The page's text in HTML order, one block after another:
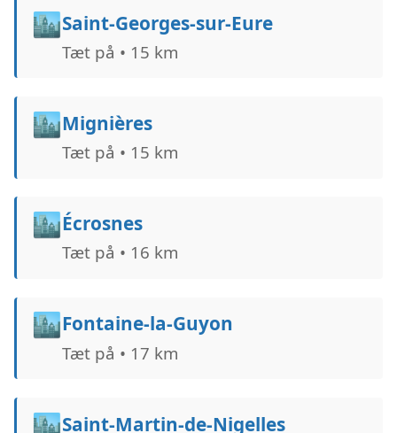
🏙️Saint-Georges-sur-Eure
Tæt på • 15 km
🏙️Mignières
Tæt på • 15 km
🏙️Écrosnes
Tæt på • 16 km
🏙️Fontaine-la-Guyon
Tæt på • 17 km
🏙️Saint-Martin-de-Nigelles